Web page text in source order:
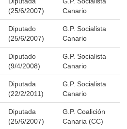
(25/6/2007)
Canario
Diputado
(25/6/2007)
G.P. Socialista
Canario
Diputado
(9/4/2008)
G.P. Socialista
Canario
Diputada
(22/2/2011)
G.P. Socialista
Canario
Diputada
(25/6/2007)
G.P. Coalición
Canaria (CC)